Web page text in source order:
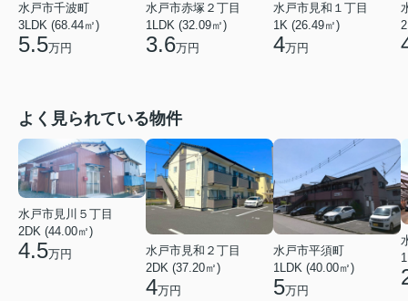
水戸市千波町
3LDK (68.44㎡)
5.5万円
水戸市赤塚２丁目
1LDK (32.09㎡)
3.6万円
水戸市見和１丁目
1K (26.49㎡)
4万円
よく見られている物件
水戸市見川５丁目
2DK (44.00㎡)
4.5万円
水戸市見和２丁目
2DK (37.20㎡)
4万円
水戸市平須町
1LDK (40.00㎡)
5万円